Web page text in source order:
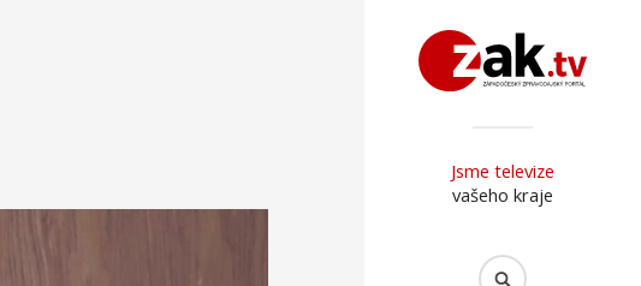
Jsme televize
vašeho kraje